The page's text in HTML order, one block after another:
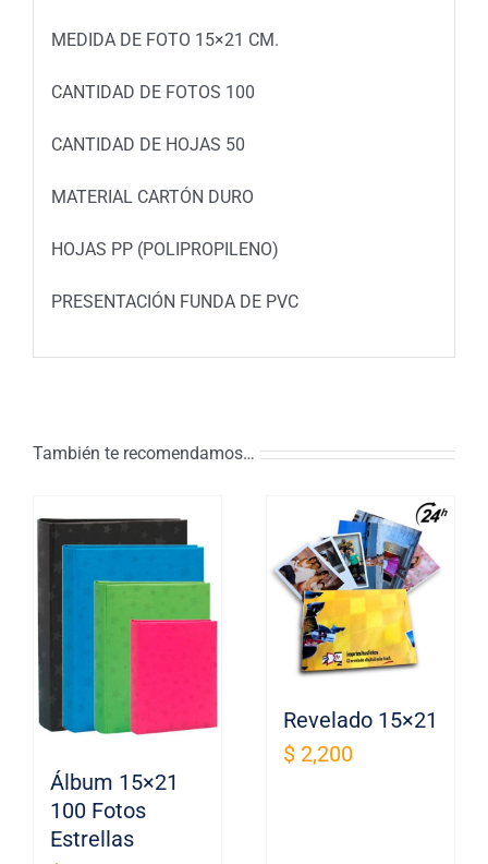
MEDIDA DE FOTO 15×21 CM.
CANTIDAD DE FOTOS 100
CANTIDAD DE HOJAS 50
MATERIAL CARTÓN DURO
HOJAS PP (POLIPROPILENO)
PRESENTACIÓN FUNDA DE PVC
También te recomendamos…
Álbum 15×21
100 Fotos
Estrellas
Revelado 15×21
$ 2,200